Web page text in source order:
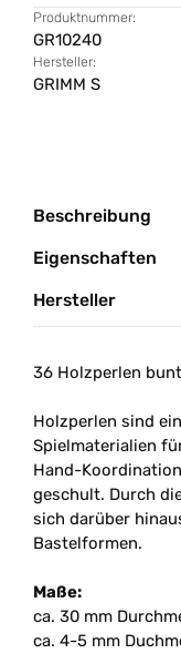
Produktnummer:
GR10240
Hersteller:
GRIMM S
Beschreibung
Eigenschaften
Hersteller
36 Holzperlen
Holzperlen sind
Spielmaterialien
Hand-
geschult. Durch
sich darüber
Bastelformen.
Maße:
ca. 30 mm
ca. 4-5 mm